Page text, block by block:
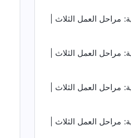
مراحل العمل الثلاث |
مراحل العمل الثلاث |
مراحل العمل الثلاث |
مراحل العمل الثلاث |